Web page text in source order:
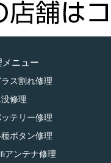
メニュー
ラス割れ修理
修理
テリー修理
ボタン修理
アンテナ修理